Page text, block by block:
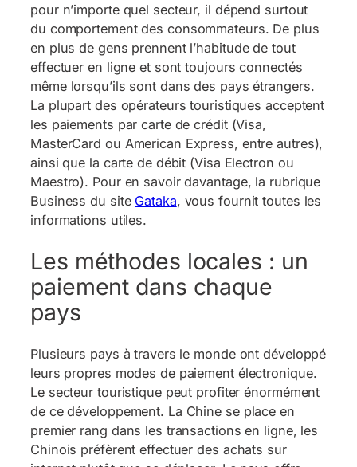
pour n’importe quel secteur, il dépend surtout
du comportement des consommateurs. De plus
en plus de gens prennent l’habitude de tout
effectuer en ligne et sont toujours connectés
même lorsqu’ils sont dans des pays étrangers.
La plupart des opérateurs touristiques acceptent
les paiements par carte de crédit (Visa,
MasterCard ou American Express, entre autres),
ainsi que la carte de débit (Visa Electron ou
Maestro). Pour en savoir davantage, la rubrique
Business du site Gataka, vous fournit toutes les
informations utiles.
Les méthodes locales : un
paiement dans chaque
pays
Plusieurs pays à travers le monde ont développé
leurs propres modes de paiement électronique.
Le secteur touristique peut profiter énormément
de ce développement. La Chine se place en
premier rang dans les transactions en ligne, les
Chinois préfèrent effectuer des achats sur